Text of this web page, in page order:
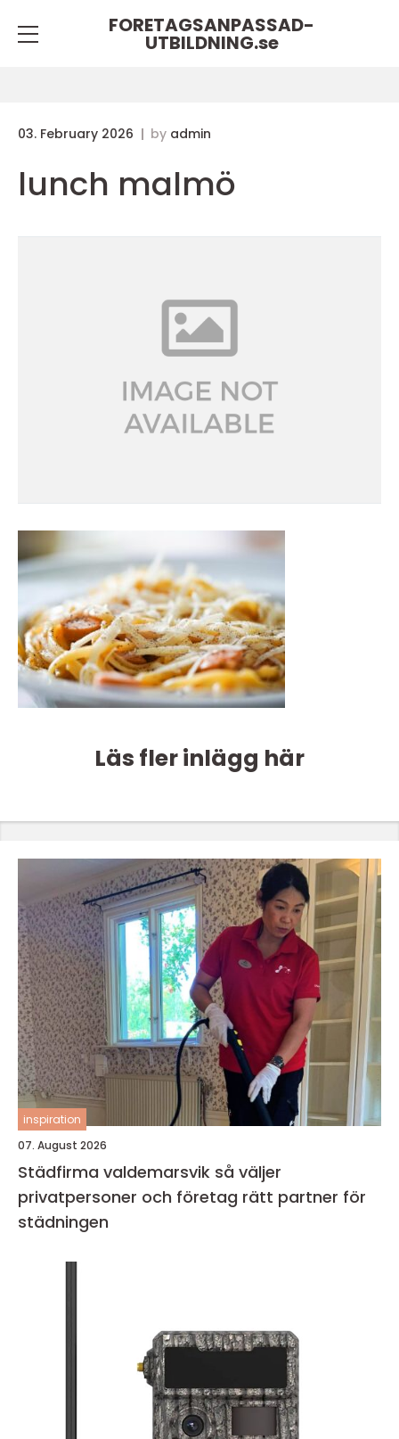
FORETAGSANPASSAD-
UTBILDNING.se
03. February 2026 by admin
lunch malmö
Läs fler inlägg här
inspiration
07. August 2026
Städfirma valdemarsvik så väljer
privatpersoner och företag rätt partner för
städningen